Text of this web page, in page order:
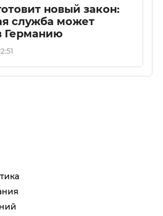
новый закон:
служба может
Германию